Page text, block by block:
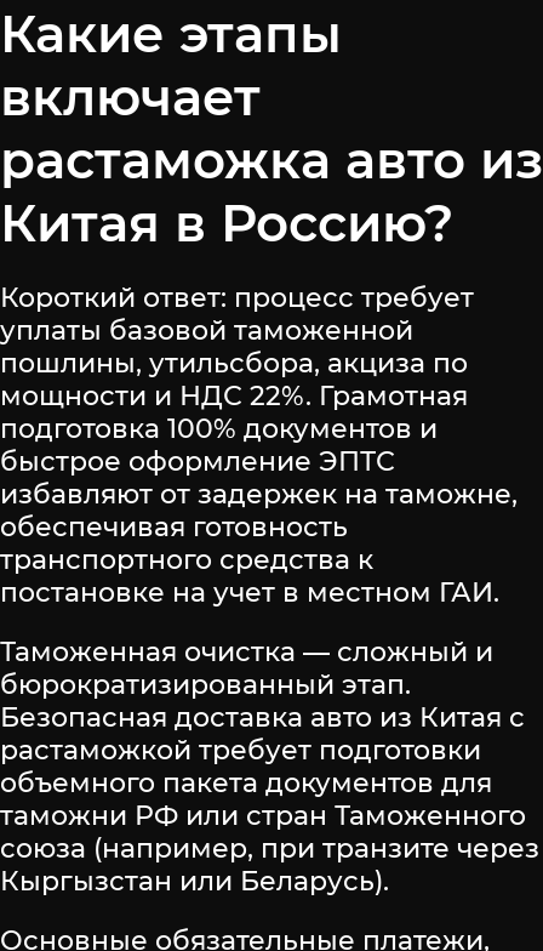
Какие этапы
включает
растаможка авто из
Китая в Россию?
Короткий ответ: процесс требует
уплаты базовой таможенной
пошлины, утильсбора, акциза по
мощности и НДС 22%. Грамотная
подготовка 100% документов и
быстрое оформление ЭПТС
избавляют от задержек на таможне,
обеспечивая готовность
транспортного средства к
постановке на учет в местном ГАИ.
Таможенная очистка — сложный и
бюрократизированный этап.
Безопасная доставка авто из Китая с
растаможкой требует подготовки
объемного пакета документов для
таможни РФ или стран Таможенного
союза (например, при транзите через
Кыргызстан или Беларусь).
Основные обязательные платежи,